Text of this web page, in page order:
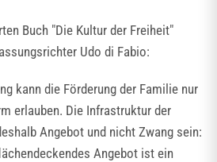
Buch "Die Kultur der Freiheit"
Udo di Fabio:
kann die Förderung der Familie nur
erlauben. Die Infrastruktur der
Angebot und nicht Zwang sein:
Angebot ist ein